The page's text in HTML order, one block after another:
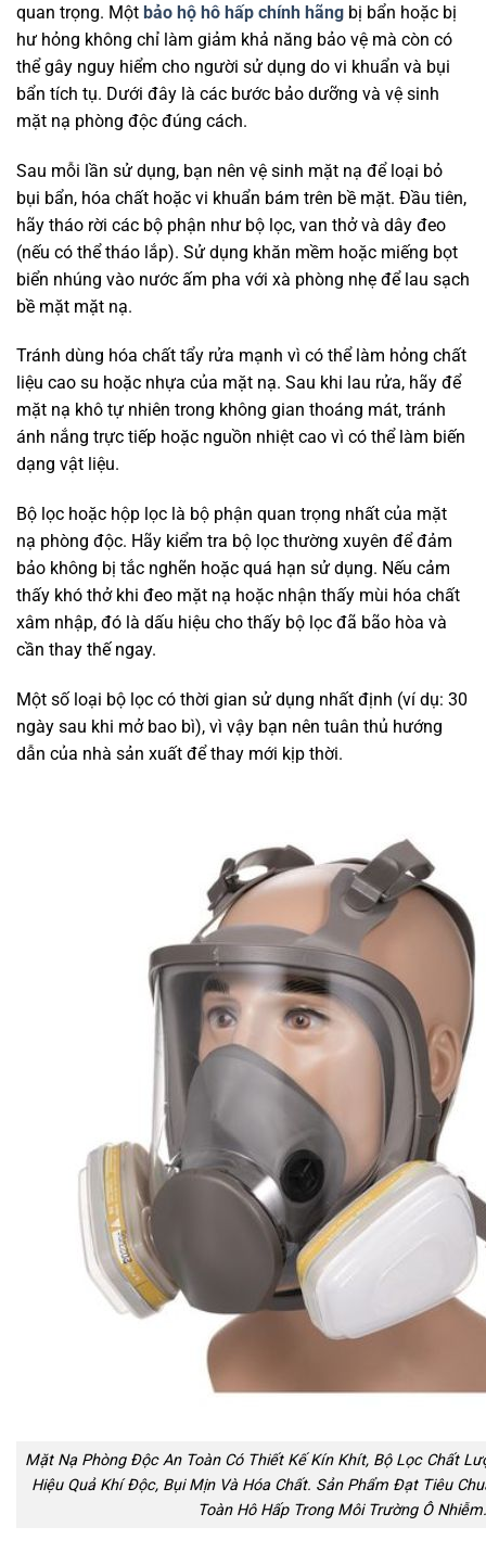
quan trọng. Một bảo hộ hô hấp chính hãng bị bẩn hoặc bị
hư hỏng không chỉ làm giảm khả năng bảo vệ mà còn có
thể gây nguy hiểm cho người sử dụng do vi khuẩn và bụi
bẩn tích tụ. Dưới đây là các bước bảo dưỡng và vệ sinh
mặt nạ phòng độc đúng cách.
Sau mỗi lần sử dụng, bạn nên vệ sinh mặt nạ để loại bỏ
bụi bẩn, hóa chất hoặc vi khuẩn bám trên bề mặt. Đầu tiên,
hãy tháo rời các bộ phận như bộ lọc, van thở và dây đeo
(nếu có thể tháo lắp). Sử dụng khăn mềm hoặc miếng bọt
biển nhúng vào nước ấm pha với xà phòng nhẹ để lau sạch
bề mặt mặt nạ.
Tránh dùng hóa chất tẩy rửa mạnh vì có thể làm hỏng chất
liệu cao su hoặc nhựa của mặt nạ. Sau khi lau rửa, hãy để
mặt nạ khô tự nhiên trong không gian thoáng mát, tránh
ánh nắng trực tiếp hoặc nguồn nhiệt cao vì có thể làm biến
dạng vật liệu.
Bộ lọc hoặc hộp lọc là bộ phận quan trọng nhất của mặt
nạ phòng độc. Hãy kiểm tra bộ lọc thường xuyên để đảm
bảo không bị tắc nghẽn hoặc quá hạn sử dụng. Nếu cảm
thấy khó thở khi đeo mặt nạ hoặc nhận thấy mùi hóa chất
xâm nhập, đó là dấu hiệu cho thấy bộ lọc đã bão hòa và
cần thay thế ngay.
Một số loại bộ lọc có thời gian sử dụng nhất định (ví dụ: 30
ngày sau khi mở bao bì), vì vậy bạn nên tuân thủ hướng
dẫn của nhà sản xuất để thay mới kịp thời.
Mặt Nạ Phòng Độc An Toàn Có Thiết Kế Kín Khít, Bộ Lọc Chất
Hiệu Quả Khí Độc, Bụi Mịn Và Hóa Chất. Sản Phẩm Đạt Tiêu
Toàn Hô Hấp Trong Môi Trường Ô Nhiễm.